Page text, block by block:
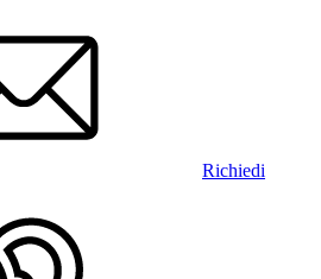
Richiedi